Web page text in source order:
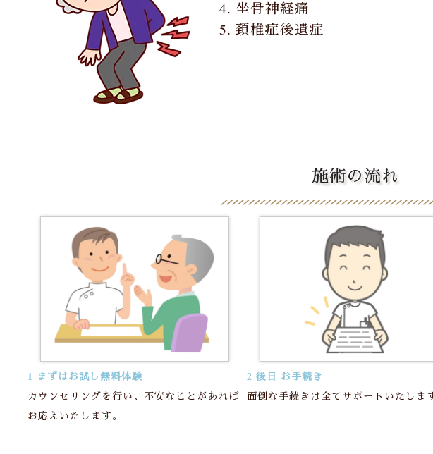
4. 坐骨神経痛
5. 頚椎症後遺症
施術の流れ
1 まずはお試し無料体験
カウンセリングを行い、不安なことがあれば
お応えいたします。
2 後日 お手続き
面倒な手続きは全てサポートいたしま